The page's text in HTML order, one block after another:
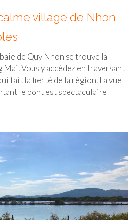
village de Nhon
de Quy Nhon se trouve la
Mai. Vous y accédez en traversant
fait la fierté de la région. La vue
le pont est spectaculaire